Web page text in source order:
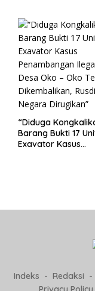
“Diduga
Barang Bukti 17
Exavator Kasus
Indeks Redaksi